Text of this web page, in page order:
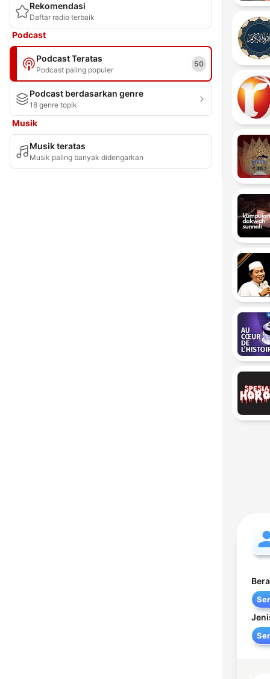
Rekomendasi
Daftar radio terbaik
Podcast
Podcast Teratas
Podcast paling populer
50
Podcast berdasarkan genre
18 genre topik
Musik
Musik teratas
Musik paling banyak didengarkan